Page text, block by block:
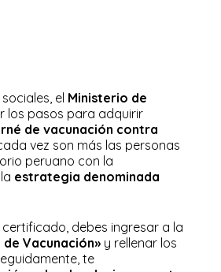
el Ministerio de
los pasos para adquirir
de vacunación contra
vez son más las personas
peruano con la
estrategia denominada
debes ingresar a la
de Vacunación» y rellenar los
te